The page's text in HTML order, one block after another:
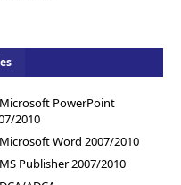
Microsoft PowerPoint
2010
Microsoft Word 2007/2010
MS Publisher 2007/2010